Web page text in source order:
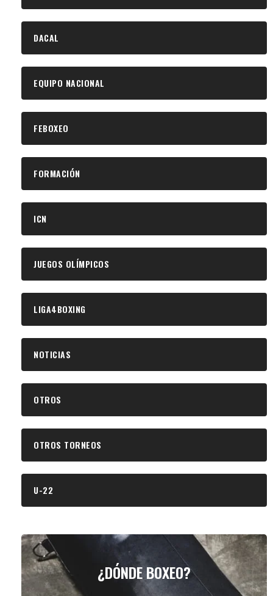
DACAL
EQUIPO NACIONAL
FEBOXEO
FORMACIÓN
ICN
JUEGOS OLÍMPICOS
LIGA4BOXING
NOTICIAS
OTROS
OTROS TORNEOS
U-22
¿DÓNDE BOXEO?